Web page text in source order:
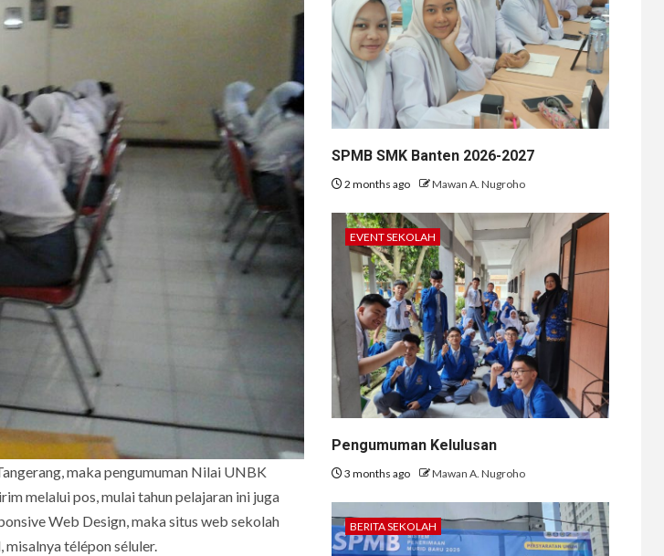
maka pengumuman Nilai UNBK
melalui pos, mulai tahun pelajaran ini juga
Web Design, maka situs web sekolah
télépon séluler.
SPMB SMK Banten 2026-2027
2 months ago Mawan A. Nugroho
EVENT SEKOLAH
Pengumuman Kelulusan
3 months ago Mawan A. Nugroho
BERITA SEKOLAH